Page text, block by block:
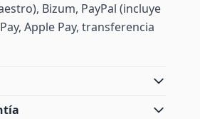
Bizum, PayPal (incluye
Apple Pay, transferencia